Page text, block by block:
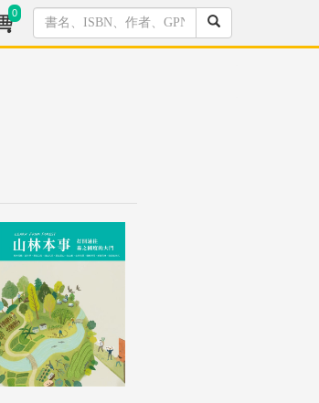
0